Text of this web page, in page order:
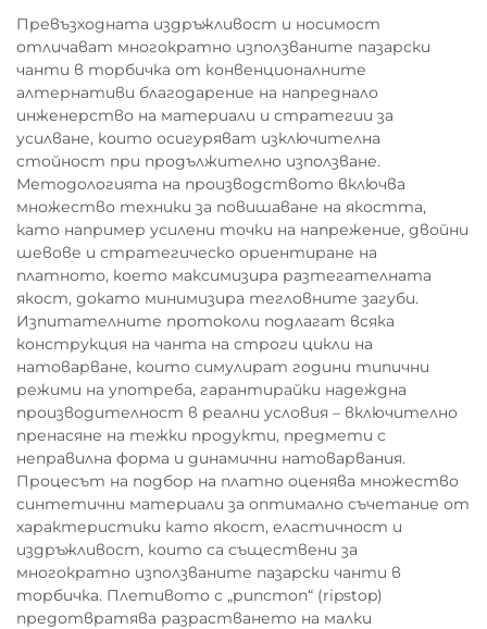
Превъзходната издръжливост и носимост
отличават многократно използваните пазарски
чанти в торбичка от конвенционалните
алтернативи благодарение на напреднало
инженерство на материали и стратегии за
усилване, които осигуряват изключителна
стойност при продължително използване.
Методологията на производството включва
множество техники за повишаване на якостта,
като например усилени точки на напрежение, двойни
шевове и стратегическо ориентиране на
платното, което максимизира разтегателната
якост, докато минимизира тегловните загуби.
Изпитателните протоколи подлагат всяка
конструкция на чанта на строги цикли на
натоварване, които симулират години типични
режими на употреба, гарантирайки надеждна
производителност в реални условия – включително
пренасяне на тежки продукти, предмети с
неправилна форма и динамични натоварвания.
Процесът на подбор на платно оценява множество
синтетични материали за оптимално съчетание от
характеристики като якост, еластичност и
издръжливост, които са съществени за
многократно използваните пазарски чанти в
торбичка. Плетивото с „рипстоп“ (ripstop)
предотвратява разрастването на малки